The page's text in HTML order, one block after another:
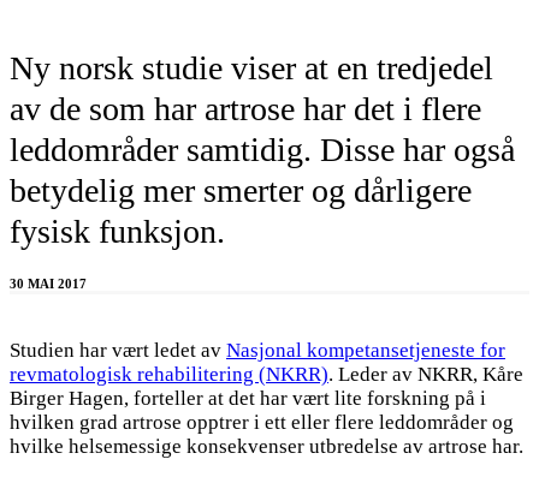
Ny norsk studie viser at en tredjedel
av de som har artrose har det i flere
leddområder samtidig. Disse har også
betydelig mer smerter og dårligere
fysisk funksjon.
30 MAI 2017
Studien har vært ledet av Nasjonal kompetansetjeneste for
revmatologisk rehabilitering (NKRR). Leder av NKRR, Kåre
Birger Hagen, forteller at det har vært lite forskning på i
hvilken grad artrose opptrer i ett eller flere leddområder og
hvilke helsemessige konsekvenser utbredelse av artrose har.